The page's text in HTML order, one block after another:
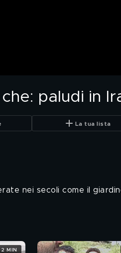
paludi in
La tua lista
nei secoli come il
2 MIN